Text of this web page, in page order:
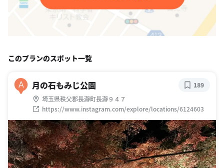
このプランのスポット一覧
A 月の石もみじ公園
埼玉県秩父郡長瀞町長瀞９４７
https://www.instagram.com/explore/locations/6124603
189